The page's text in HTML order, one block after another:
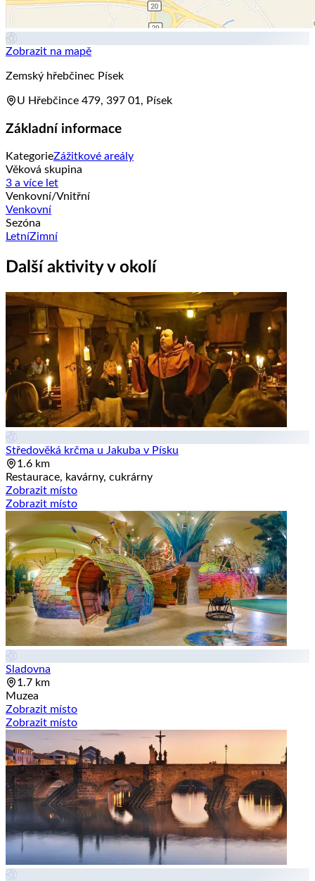
Zobrazit na mapě
Zemský hřebčinec Písek
U Hřebčince 479, 397 01, Písek
Základní informace
KategorieZážitkové areály
Věková skupina
3 a více let
Venkovní/Vnitřní
Venkovní
Sezóna
LetníZimní
Další aktivity v okolí
Středověká krčma u Jakuba v Písku
1.6 km
Restaurace, kavárny, cukrárny
Zobrazit místo
Zobrazit místo
Sladovna
1.7 km
Muzea
Zobrazit místo
Zobrazit místo